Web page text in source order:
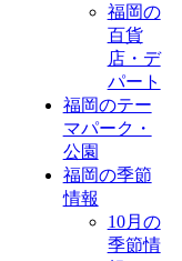
福岡の
百貨
店・デ
パート
福岡のテー
マパーク・
公園
福岡の季節
情報
10月の
季節情